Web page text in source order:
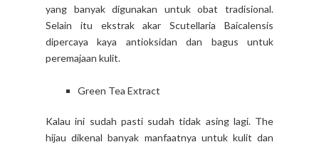
yang banyak digunakan untuk obat tradisional.
Selain itu ekstrak akar Scutellaria Baicalensis
dipercaya kaya antioksidan dan bagus untuk
peremajaan kulit.
Green Tea Extract
Kalau ini sudah pasti sudah tidak asing lagi. The
hijau dikenal banyak manfaatnya untuk kulit dan